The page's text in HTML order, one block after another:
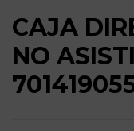
CAJA
NO